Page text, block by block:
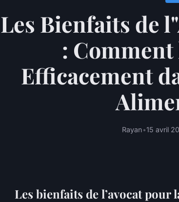
Les Bienfaits de
:
Efficacement
Rayan•15 avril
Les bienfaits de l’avocat pour